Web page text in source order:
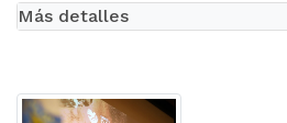
Más detalles